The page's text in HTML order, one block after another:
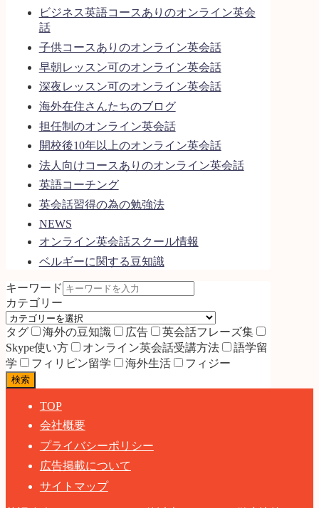
ビジネス英語コースありのオンライン英会
話
子供コースありのオンライン英会話
早朝レッスン可のオンライン英会話
深夜レッスン可のオンライン英会話
海外在住さんたちのブログ
担任制のオンライン英会話
開校後10年以上のオンライン英会話
法人向けコースありのオンライン英会話
英語コーチング
英会話習得の為の勉強法
NEWS
オンライン英会話スクール情報
ベルギーに関する豆知識
キーワード
カテゴリー
タグ 海外の豆知識 広告
英会話フレーズ集
Skype使い方
オンライン英会話受講方法
語学留
学
フィリピン留学 海外生活 フィジー
検索
TOP
会社概要
プライバシーポリシー
広告掲載について
サイトマップ